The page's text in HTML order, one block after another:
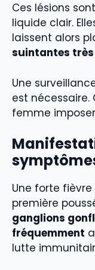
Ces lésions
liquide clair.
laissent alors
suintantes
Une
est
femme
Une forte
première
ganglions
fréquemment
lutte